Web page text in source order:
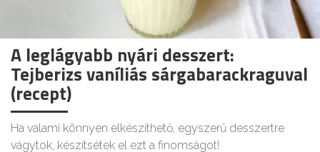
A leglágyabb nyári desszert:
Tejberizs vaníliás sárgabarackraguval
(recept)
Ha valami könnyen elkészíthető, egyszerű desszertre
vágytok, készítsétek el ezt a finomságot!